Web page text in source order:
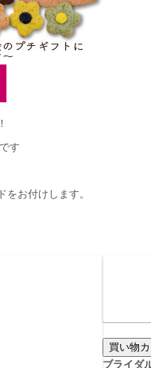
す
お付けします。
ブライダ